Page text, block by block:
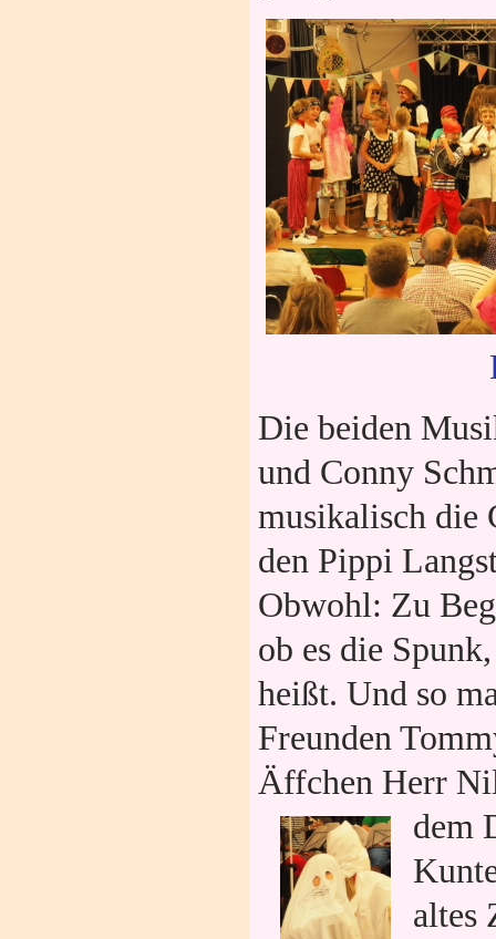
Die beiden
und Conny
musikalisch die
den Pippi
Obwohl: Zu
ob es die
heißt. Und so
Freunden
Äffchen Herr
dem
altes